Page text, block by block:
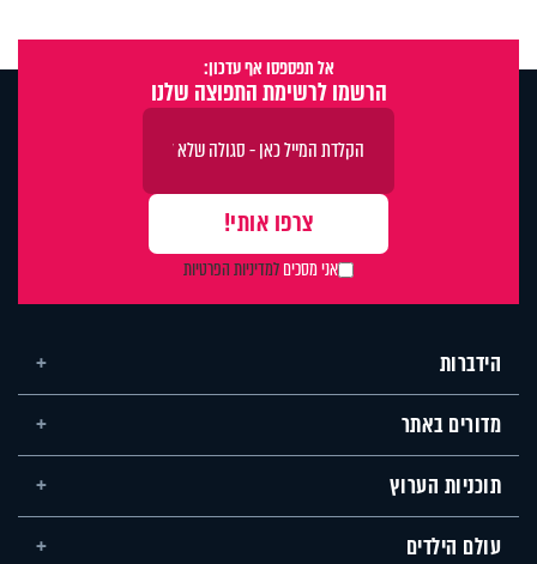
אל תפספסו אף עדכון:
הרשמו לרשימת התפוצה שלנו
אני מסכיםלמדיניות הפרטיות
הידברות
מדורים באתר
תוכניות הערוץ
עולם הילדים